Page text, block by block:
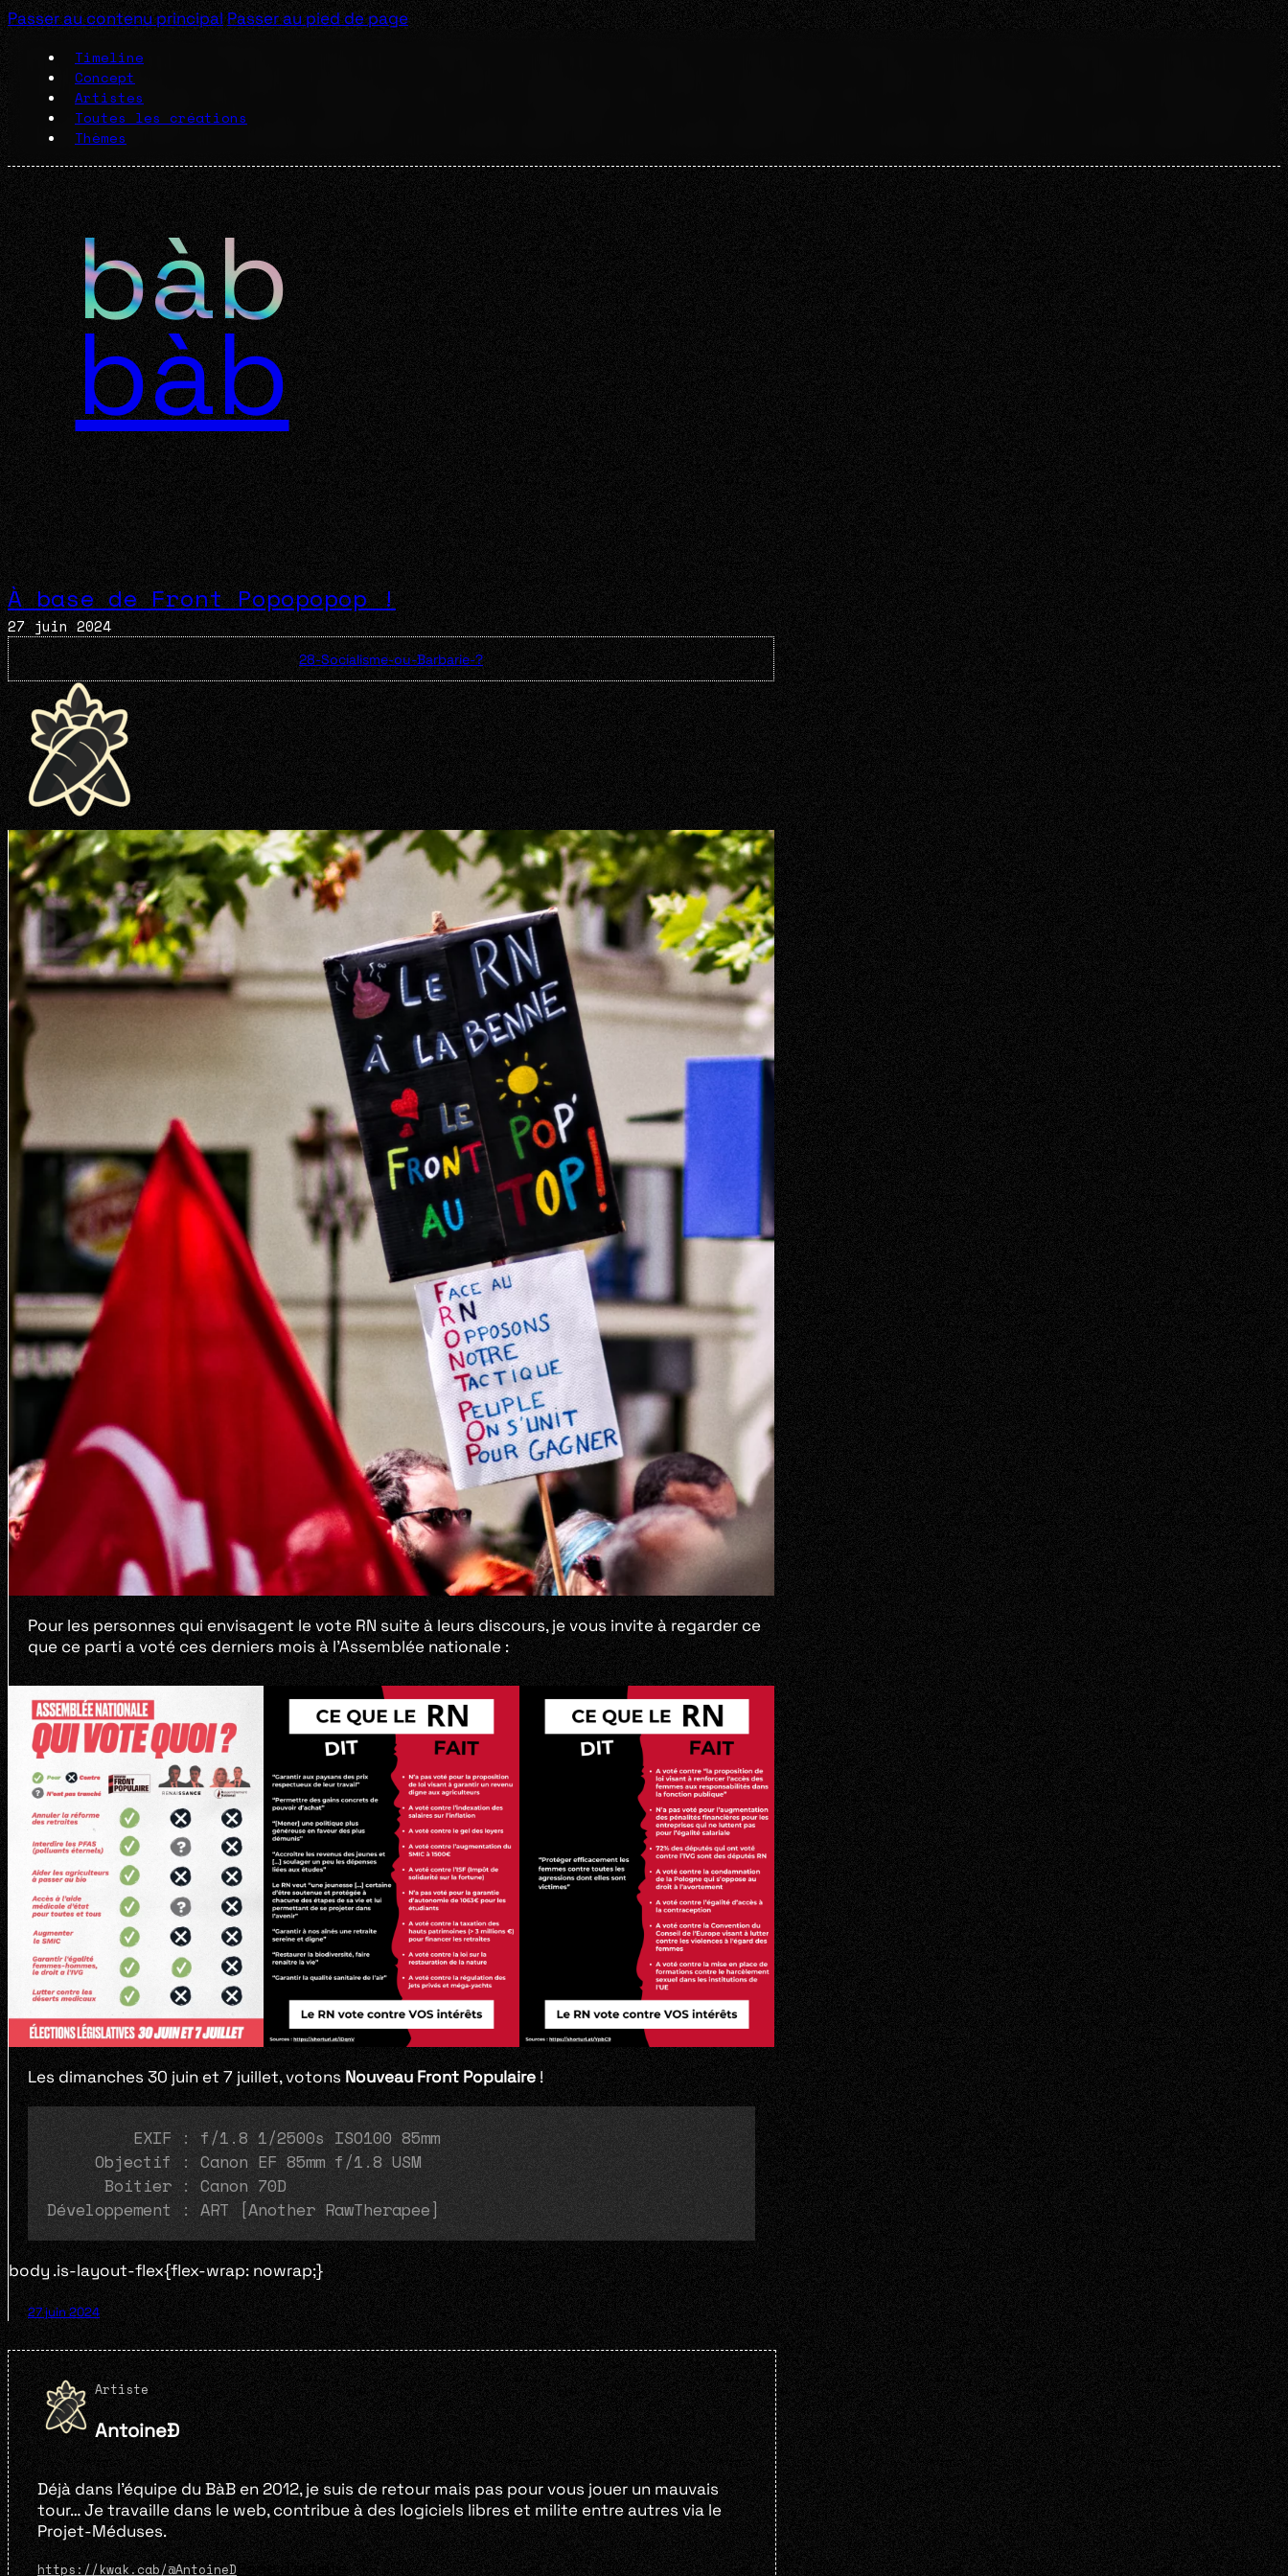
Passer au contenu principal Passer au pied de page
Timeline
Concept
Artistes
Toutes les créations
Thèmes
bàb
À base de Front Popopopop !
27 juin 2024
28-Socialisme-ou-Barbarie-?
Pour les personnes qui envisagent le vote RN suite à leurs discours, je vous invite à regarder ce
que ce parti a voté ces derniers mois à l’Assemblée nationale :
Les dimanches 30 juin et 7 juillet, votons Nouveau Front Populaire !
         EXIF : f/1.8 1/2500s ISO100 85mm
     Objectif : Canon EF 85mm f/1.8 USM
      Boitier : Canon 70D
Développement : ART [Another RawTherapee]
body .is-layout-flex{flex-wrap: nowrap;}
27 juin 2024
Artiste
AntoineÐ
Déjà dans l’équipe du BàB en 2012, je suis de retour mais pas pour vous jouer un mauvais
tour… Je travaille dans le web, contribue à des logiciels libres et milite entre autres via le
Projet-Méduses.
https://kwak.cab/@AntoineD